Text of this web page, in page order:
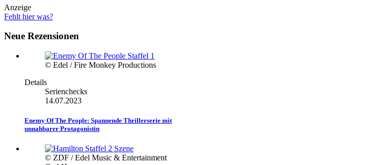
Anzeige
Fehlt hier was?
Neue Rezensionen
© Edel / Fire Monkey Productions
Details
Serienchecks
14.07.2023
Enemy Of The People: Spannende Thrillerserie mit
unnahbarer Protagonistin
© ZDF / Edel Music & Entertainment